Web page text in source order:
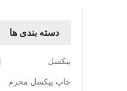
دسته بندی ها
پیکسل
چاپ پیکسل محرم